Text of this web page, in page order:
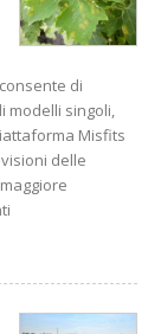
di
modelli singoli,
Misfits
delle